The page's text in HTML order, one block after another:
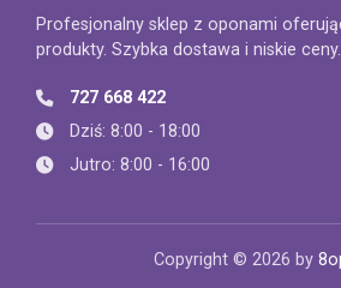
Profesjonalny sklep z oponami
produkty. Szybka dostawa i niskie ceny.
727 668 422
Dziś: 8:00 - 18:00
Jutro: 8:00 - 16:00
Copyright © 2026 by